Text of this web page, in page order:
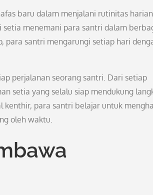
baru dalam menjalani rutinitas
menemani para santri dalam
para santri mengarungi setiap hari
perjalanan seorang santri. Dari setiap
setia yang selalu siap mendukung
kenthir, para santri belajar untuk
oleh waktu.